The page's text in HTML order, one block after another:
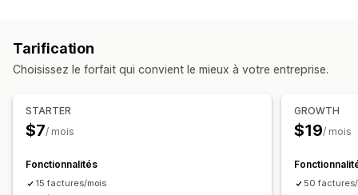
Personnalisation
Numéros de facture
Calcul des taxes
Gestion de fichiers
Inscription
Tarification
Choisissez le forfait qui convient le mieux à votre entreprise.
STARTER
$7/ mois
Fonctionnalités
15 factures/mois
GROWTH
$19/ mois
50